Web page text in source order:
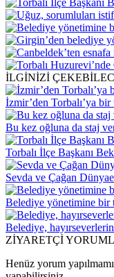
İLGİNİZİ
İzmir’den Torbalı’ya bir
Bu kez oğluna da staj
Torbalı İlçe Başkanı
Sevda ve Çağan
Belediye yönetimine bir
Belediye,
ZİYARETÇİ
Henüz yorum